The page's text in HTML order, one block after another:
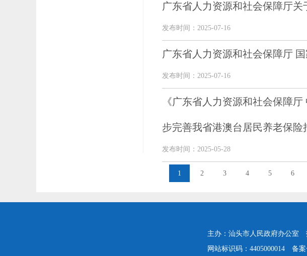
广东省人力资源和社会保障厅
发布时间：2025-07-16
广东省人力资源和社会保障厅
发布时间：2025-07-16
《广东省人力资源和社会保障
步完善我省港澳台居民养老保
发布时间：2025-05-28
1 2 3 4 5 6
主办：汕头市人民政府办公室
网站标识码：4405000014
备案